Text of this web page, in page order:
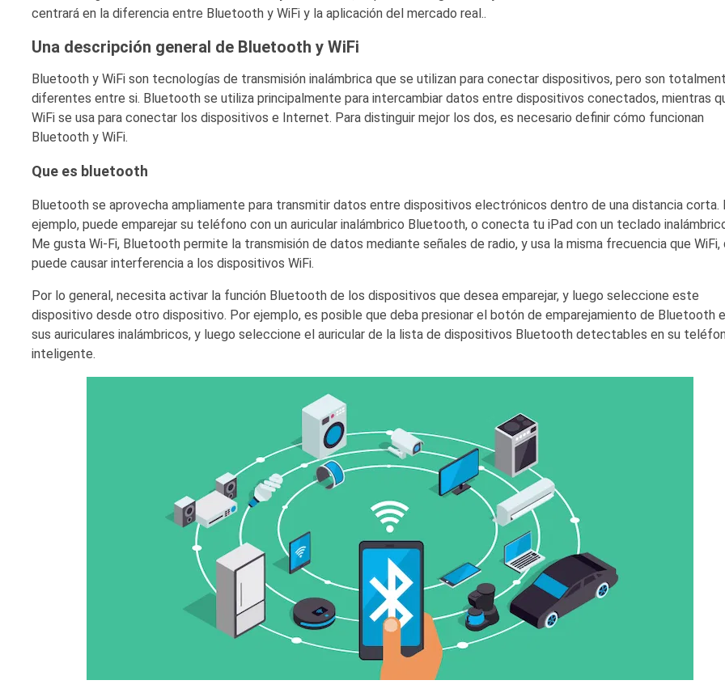
centrará en la diferencia entre Bluetooth y WiFi y la aplicación del mercado real..
Una descripción general de Bluetooth y WiFi
Bluetooth y WiFi son tecnologías de transmisión inalámbrica que se utilizan para conectar dispositivos, pero son
diferentes entre si. Bluetooth se utiliza principalmente para intercambiar datos entre dispositivos conectados, mientras
WiFi se usa para conectar los dispositivos e Internet. Para distinguir mejor los dos, es necesario definir cómo funcionan
Bluetooth y WiFi.
Que es bluetooth
Bluetooth se aprovecha ampliamente para transmitir datos entre dispositivos electrónicos dentro de una distancia corta.
ejemplo, puede emparejar su teléfono con un auricular inalámbrico Bluetooth, o conecta tu iPad con un teclado
Me gusta Wi-Fi, Bluetooth permite la transmisión de datos mediante señales de radio, y usa la misma frecuencia que WiFi,
puede causar interferencia a los dispositivos WiFi.
Por lo general, necesita activar la función Bluetooth de los dispositivos que desea emparejar, y luego seleccione este
dispositivo desde otro dispositivo. Por ejemplo, es posible que deba presionar el botón de emparejamiento de Bluetooth
sus auriculares inalámbricos, y luego seleccione el auricular de la lista de dispositivos Bluetooth detectables en su
inteligente.